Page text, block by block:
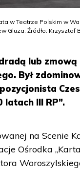
w Teatrze Polskim w
Gluza. Źródło: Krzysztof
lub
Był
latach III RP”.
na Scenie
Ośrodka